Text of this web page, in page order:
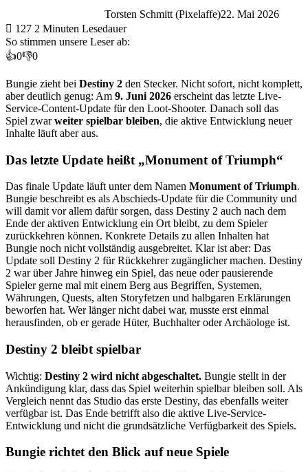
Torsten Schmitt (Pixelaffe)22. Mai 2026
127 2 Minuten Lesedauer
So stimmen unsere Leser ab:
👍0👎0
Bungie zieht bei Destiny 2 den Stecker. Nicht sofort, nicht komplett,
aber deutlich genug: Am 9. Juni 2026 erscheint das letzte Live-
Service-Content-Update für den Loot-Shooter. Danach soll das
Spiel zwarweiter spielbar bleiben, die aktive Entwicklung neuer
Inhalte läuft aber aus.
Das letzte Update heißt „Monument of Triumph“
Das finale Update läuft unter dem Namen Monument of Triumph.
Bungie beschreibt es als Abschieds-Update für die Community und
will damit vor allem dafür sorgen, dass Destiny 2 auch nach dem
Ende der aktiven Entwicklung ein Ort bleibt, zu dem Spieler
zurückkehren können. Konkrete Details zu allen Inhalten hat
Bungie noch nicht vollständig ausgebreitet. Klar ist aber: Das
Update soll Destiny 2 für Rückkehrer zugänglicher machen. Destiny
2 war über Jahre hinweg ein Spiel, das neue oder pausierende
Spieler gerne mal mit einem Berg aus Begriffen, Systemen,
Währungen, Quests, alten Storyfetzen und halbgaren Erklärungen
beworfen hat. Wer länger nicht dabei war, musste erst einmal
herausfinden, ob er gerade Hüter, Buchhalter oder Archäologe ist.
Destiny 2 bleibt spielbar
Wichtig: Destiny 2 wird nicht abgeschaltet. Bungie stellt in der
Ankündigung klar, dass das Spiel weiterhin spielbar bleiben soll. Als
Vergleich nennt das Studio das erste Destiny, das ebenfalls weiter
verfügbar ist. Das Ende betrifft also die aktive Live-Service-
Entwicklung und nicht die grundsätzliche Verfügbarkeit des Spiels.
Bungie richtet den Blick auf neue Spiele